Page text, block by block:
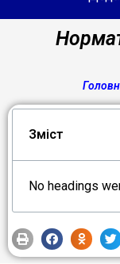
Зміст
No headings